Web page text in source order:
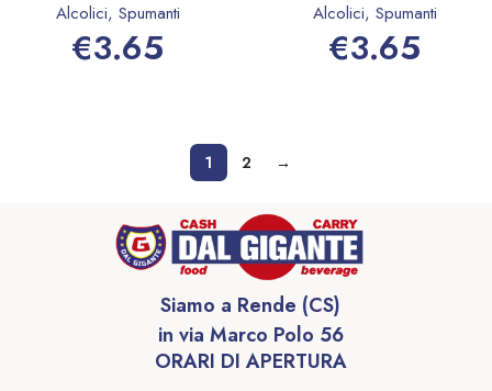
Alcolici, Spumanti
€3.65
Alcolici, Spumanti
€3.65
1 2 →
Siamo a Rende (CS)
in via Marco Polo 56
ORARI DI APERTURA